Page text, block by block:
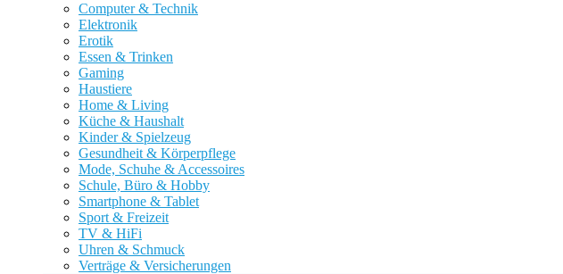
Computer & Technik
Elektronik
Erotik
Essen & Trinken
Gaming
Haustiere
Home & Living
Küche & Haushalt
Kinder & Spielzeug
Gesundheit & Körperpflege
Mode, Schuhe & Accessoires
Schule, Büro & Hobby
Smartphone & Tablet
Sport & Freizeit
TV & HiFi
Uhren & Schmuck
Verträge & Versicherungen